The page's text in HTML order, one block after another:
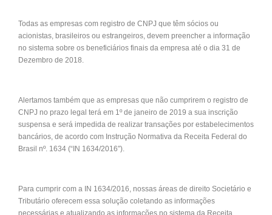
Todas as empresas com registro de CNPJ que têm sócios ou
acionistas, brasileiros ou estrangeiros, devem preencher a informação
no sistema sobre os beneficiários finais da empresa até o dia 31 de
Dezembro de 2018.
Alertamos também que as empresas que não cumprirem o registro de
CNPJ no prazo legal terá em 1º de janeiro de 2019 a sua inscrição
suspensa e será impedida de realizar transações por estabelecimentos
bancários, de acordo com Instrução Normativa da Receita Federal do
Brasil nº. 1634 (“IN 1634/2016″).
Para cumprir com a IN 1634/2016, nossas áreas de direito Societário e
Tributário oferecem essa solução coletando as informações